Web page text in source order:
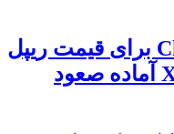
پیش‌بینی ChatGPT 5.2 برای قیمت ریپل
در پایان ۲۰۲۵؛ آیا XRP آماده صعود